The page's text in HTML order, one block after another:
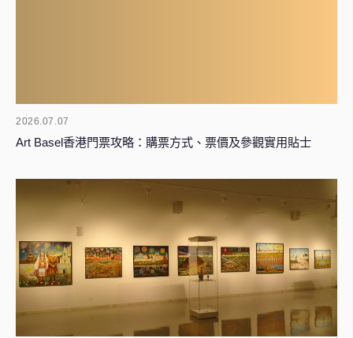
2026.07.07
Art Basel香港門票攻略：購票方式、票價及參觀實用貼士